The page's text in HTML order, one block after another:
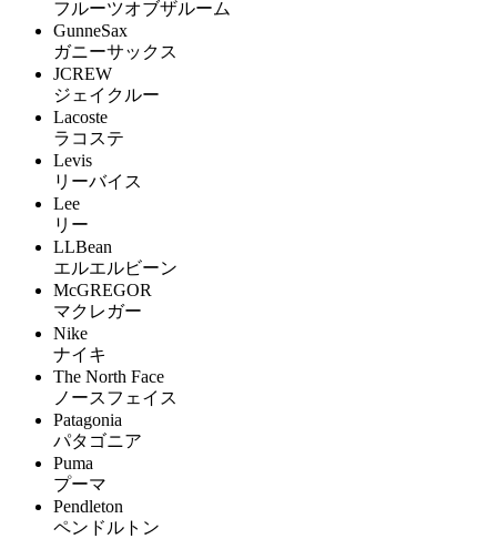
フルーツオブザルーム
GunneSax
ガニーサックス
JCREW
ジェイクルー
Lacoste
ラコステ
Levis
リーバイス
Lee
リー
LLBean
エルエルビーン
McGREGOR
マクレガー
Nike
ナイキ
The North Face
ノースフェイス
Patagonia
パタゴニア
Puma
プーマ
Pendleton
ペンドルトン